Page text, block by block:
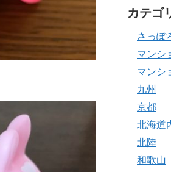
カテゴ
さっぽ
マンシ
マンシ
九州
京都
北海道
北陸
和歌山